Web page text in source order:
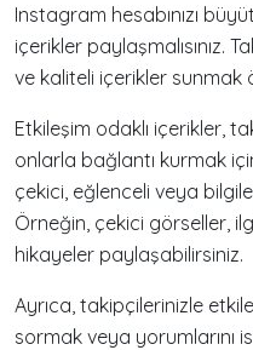
Instagram hesabınızı
içerikler paylaşmalısınız.
ve kaliteli içerikler sunmak
Etkileşim odaklı içerikler,
onlarla bağlantı kurmak
çekici, eğlenceli veya
Örneğin, çekici görseller,
hikayeler paylaşabilirsiniz.
Ayrıca, takipçilerinizle
sormak veya yorumlarını